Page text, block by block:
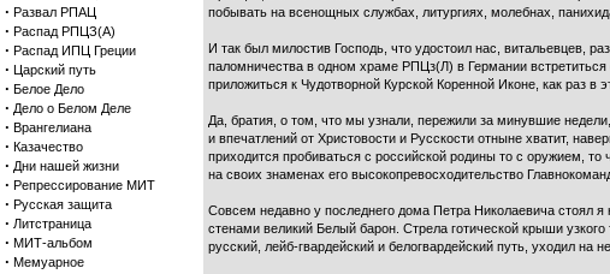
· Развал РПАЦ
· Распад РПЦЗ(А)
· Распад ИПЦ Греции
· Царский путь
· Белое Дело
· Дело о Белом Деле
· Врангелиана
· Казачество
· Дни нашей жизни
· Репрессирование МИТ
· Русская защита
· Литстраница
· МИТ-альбом
· Мемуарное
побывать на всенощных службах, литургиях, молебнах,
И так был милостив Господь, что удостоил нас, витальевцев,
паломничества в одном храме РПЦз(Л) в Германии
приложиться к Чудотворной Курской Коренной Иконе, как раз в
Да, братия, о том, что мы узнали, пережили за минувшие
и впечатлений от Христовости и Русскости отныне хватит,
приходится пробиваться с российской родины то с оружием,
на своих знаменах его высокопревосходительство
Совсем недавно у последнего дома Петра Николаевича стоял
стенами великий Белый барон. Стрела готической крыши
русский, лейб-гвардейский и белогвардейский путь, уходил на